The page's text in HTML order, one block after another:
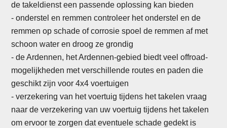
de takeldienst een passende oplossing kan bieden
- onderstel en remmen controleer het onderstel en de
remmen op schade of corrosie spoel de remmen af met
schoon water en droog ze grondig
-de Ardennen, het Ardennen-gebied biedt veel offroad-
mogelijkheden met verschillende routes en paden die
geschikt zijn voor 4x4 voertuigen
- verzekering van het voertuig tijdens het takelen vraag
naar de verzekering van uw voertuig tijdens het takelen
om ervoor te zorgen dat eventuele schade gedekt is